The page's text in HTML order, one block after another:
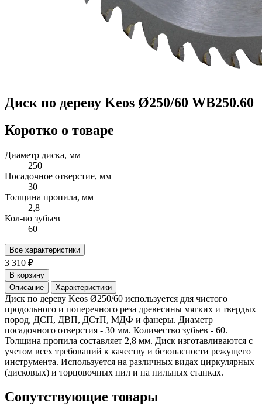
Диск по дереву Keos Ø250/60 WB250.60
Коротко о товаре
Диаметр диска, мм
250
Посадочное отверстие, мм
30
Толщина пропила, мм
2,8
Кол-во зубьев
60
Все характеристики
3 310 ₽
В корзину
Описание
Характеристики
Диск по дереву Keos Ø250/60 используется для чистого
продольного и поперечного реза древесины мягких и твердых
пород, ДСП, ДВП, ДСтП, МДФ и фанеры. Диаметр
посадочного отверстия - 30 мм. Количество зубьев - 60.
Толщина пропила составляет 2,8 мм. Диск изготавливаются с
учетом всех требований к качеству и безопасности режущего
инструмента. Используется на различных видах циркулярных
(дисковых) и торцовочных пил и на пильных станках.
Сопутствующие товары